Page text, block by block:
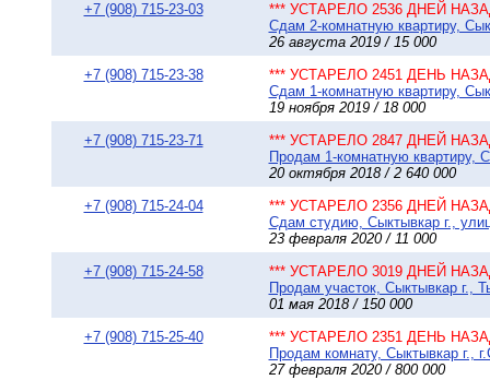
+7 (908) 715-23-03
*** УСТАРЕЛО 2536 ДНЕЙ
Сдам 2-комнатную квартиру,
26 августа 2019 / 15 000
+7 (908) 715-23-38
*** УСТАРЕЛО 2451 ДЕНЬ
Сдам 1-комнатную квартиру,
19 ноября 2019 / 18 000
+7 (908) 715-23-71
*** УСТАРЕЛО 2847 ДНЕЙ
Продам 1-комнатную квартиру,
20 октября 2018 / 2 640 000
+7 (908) 715-24-04
*** УСТАРЕЛО 2356 ДНЕЙ
Сдам студию, Сыктывкар г.,
23 февраля 2020 / 11 000
+7 (908) 715-24-58
*** УСТАРЕЛО 3019 ДНЕЙ
Продам участок, Сыктывкар г.,
01 мая 2018 / 150 000
+7 (908) 715-25-40
*** УСТАРЕЛО 2351 ДЕНЬ
Продам комнату, Сыктывкар г.,
27 февраля 2020 / 800 000